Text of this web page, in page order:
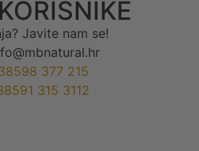
Javite nam se!
377 215
315 3112